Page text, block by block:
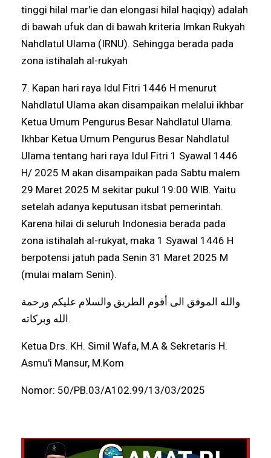
tinggi hilal mar'ie dan elongasi hilal haqiqy) adalah
di bawah ufuk dan di bawah kriteria Imkan Rukyah
Nahdlatul Ulama (IRNU). Sehingga berada pada
zona istihalah al-rukyah
7. Kapan hari raya Idul Fitri 1446 H menurut
Nahdlatul Ulama akan disampaikan melalui ikhbar
Ketua Umum Pengurus Besar Nahdlatul Ulama.
Ikhbar Ketua Umum Pengurus Besar Nahdlatul
Ulama tentang hari raya Idul Fitri 1 Syawal 1446
Н/ 2025 М akan disampaikan pada Sabtu malem
29 Maret 2025 M sekitar pukul 19:00 WIB. Yaitu
setelah adanya keputusan itsbat pemerintah.
Karena hilai di seluruh Indonesia berada pada
zona istihalah al-rukyat, maka 1 Syawal 1446 H
berpotensi jatuh pada Senin 31 Maret 2025 M
(mulai malam Senin).
والله الموفق الى أقوم الطريق والسلام عليكم ورحمة
الله وبركاته.
Ketua Drs. KH. Simil Wafa, M.A & Sekretaris H.
Asmu'i Mansur, M.Kom
Nomor: 50/PB.03/A102.99/13/03/2025